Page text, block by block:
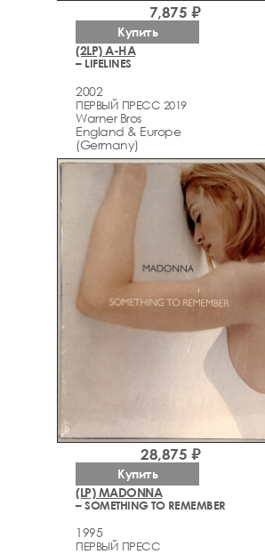
(2LP) A-HA
– LIFELINES
2002
ПЕРВЫЙ ПРЕСС 2019
Warner Bros
England & Europe
(Germany)
7,875 ₽
Купить
(LP) MADONNA
– SOMETHING TO REMEMBER
1995
ПЕРВЫЙ ПРЕСС
28,875 ₽
Купить